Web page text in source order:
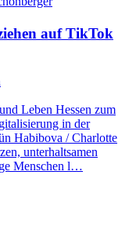
auf TikTok
Leben Hessen zum
in der
Habibova / Charlotte
unterhaltsamen
Menschen l…